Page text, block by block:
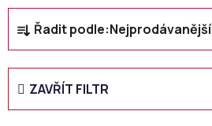
Ř
a
z
n
Řadit podle:Nejprodávanější
ZAVŘÍT FILTR